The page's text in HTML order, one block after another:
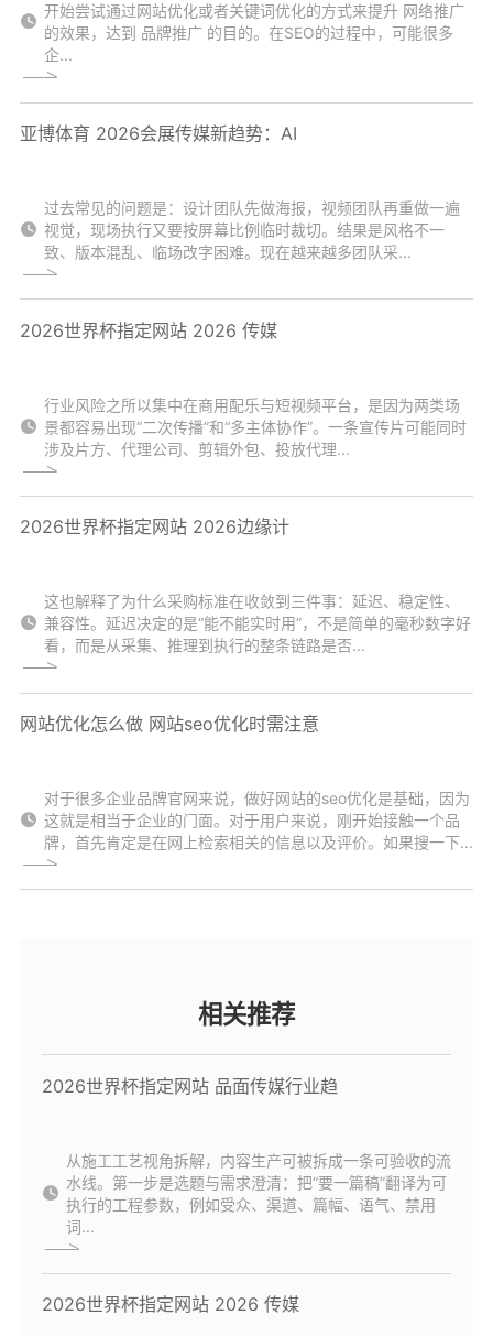
开始尝试通过网站优化或者关键词优化的方式来提升 网络推广
的效果，达到 品牌推广 的目的。在SEO的过程中，可能很多
企...
亚博体育 2026会展传媒新趋势：AI
过去常见的问题是：设计团队先做海报，视频团队再重做一遍
视觉，现场执行又要按屏幕比例临时裁切。结果是风格不一
致、版本混乱、临场改字困难。现在越来越多团队采...
2026世界杯指定网站 2026 传媒
行业风险之所以集中在商用配乐与短视频平台，是因为两类场
景都容易出现“二次传播”和“多主体协作”。一条宣传片可能同时
涉及片方、代理公司、剪辑外包、投放代理...
2026世界杯指定网站 2026边缘计
这也解释了为什么采购标准在收敛到三件事：延迟、稳定性、
兼容性。延迟决定的是“能不能实时用”，不是简单的毫秒数字好
看，而是从采集、推理到执行的整条链路是否...
网站优化怎么做 网站seo优化时需注意
对于很多企业品牌官网来说，做好网站的seo优化是基础，因为
这就是相当于企业的门面。对于用户来说，刚开始接触一个品
牌，首先肯定是在网上检索相关的信息以及评价。如果搜一下...
相关推荐
2026世界杯指定网站 品面传媒行业趋
从施工工艺视角拆解，内容生产可被拆成一条可验收的流
水线。第一步是选题与需求澄清：把“要一篇稿”翻译为可
执行的工程参数，例如受众、渠道、篇幅、语气、禁用
词...
2026世界杯指定网站 2026 传媒